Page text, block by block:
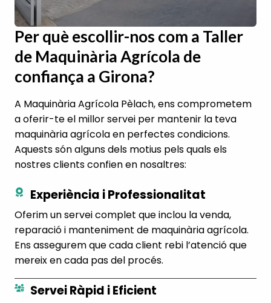
Per què escollir-nos com a Taller
de Maquinària Agrícola de
confiança a Girona?
A Maquinària Agrícola Pèlach, ens comprometem
a oferir-te el millor servei per mantenir la teva
maquinària agrícola en perfectes condicions.
Aquests són alguns dels motius pels quals els
nostres clients confien en nosaltres:
Experiència i Professionalitat
Oferim un servei complet que inclou la venda,
reparació i manteniment de maquinària agrícola.
Ens assegurem que cada client rebi l’atenció que
mereix en cada pas del procés.
Servei Ràpid i Eficient